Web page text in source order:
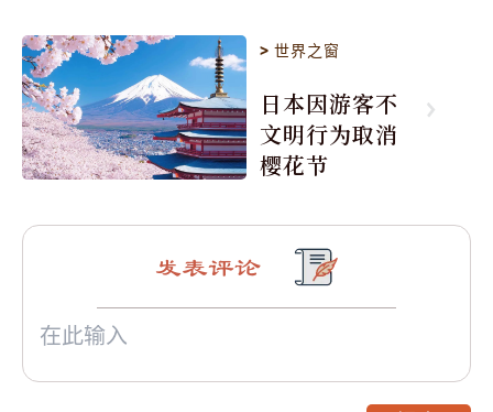
>世界之窗
日本因游客不
文明行为取消
樱花节
发表评论